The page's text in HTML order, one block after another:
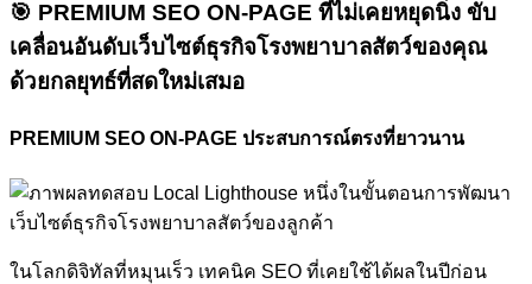
🎯 PREMIUM SEO ON-PAGE ที่ไม่เคยหยุดนิ่ง ขับ
เคลื่อนอันดับเว็บไซต์ธุรกิจโรงพยาบาลสัตว์ของคุณ
ด้วยกลยุทธ์ที่สดใหม่เสมอ
PREMIUM SEO ON-PAGE ประสบการณ์ตรงที่ยาวนาน
ในโลกดิจิทัลที่หมุนเร็ว เทคนิค SEO ที่เคยใช้ได้ผลในปีก่อน